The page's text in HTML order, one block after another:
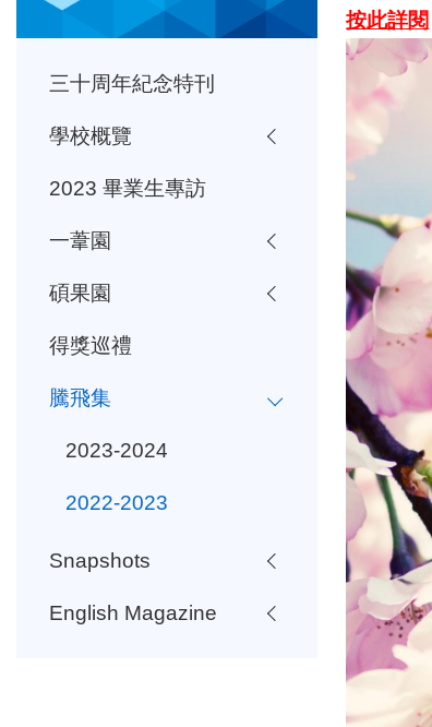
按此詳閱
三十周年紀念特刊
學校概覽
2023 畢業生專訪
一葦園
碩果園
得獎巡禮
騰飛集
2023-2024
2022-2023
Snapshots
English Magazine